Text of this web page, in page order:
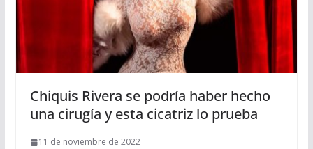
Chiquis Rivera se podría haber hecho
una cirugía y esta cicatriz lo prueba
11 de noviembre de 2022